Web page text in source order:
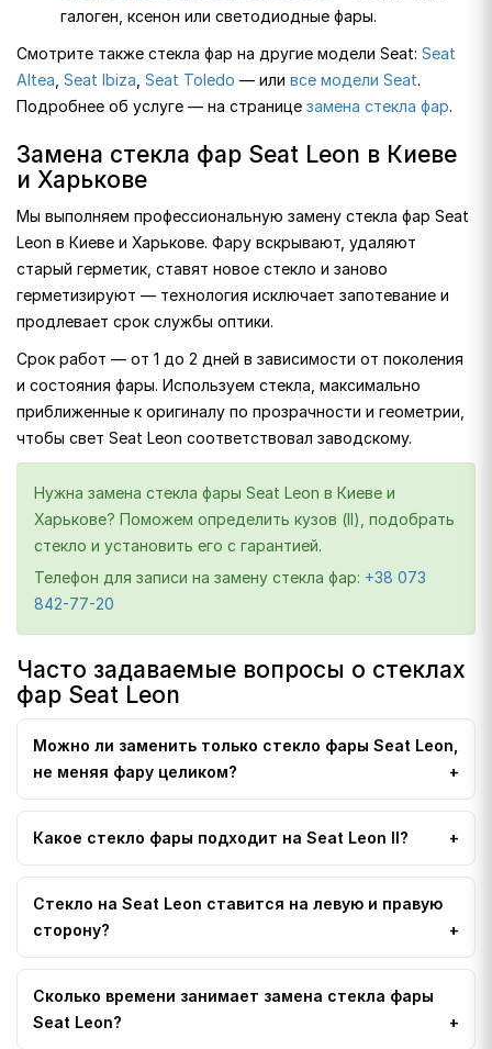
галоген, ксенон или светодиодные фары.
Смотрите также стекла фар на другие модели Seat: Seat
Altea Seat Ibiza Seat Toledo — или все модели Seat.
Подробнее об услуге — на странице замена стекла фар.
Замена стекла фар Seat Leon в Киеве
и Харькове
Мы выполняем профессиональную замену стекла фар Seat
Leon в Киеве и Харькове. Фару вскрывают, удаляют
старый герметик, ставят новое стекло и заново
герметизируют — технология исключает запотевание и
продлевает срок службы оптики.
Срок работ — от 1 до 2 дней в зависимости от поколения
и состояния фары. Используем стекла, максимально
приближенные к оригиналу по прозрачности и геометрии,
чтобы свет Seat Leon соответствовал заводскому.
Нужна замена стекла фары Seat Leon в Киеве и
Харькове? Поможем определить кузов (II), подобрать
стекло и установить его с гарантией.
Телефон для записи на замену стекла фар: +38 073
842-77-20
Часто задаваемые вопросы о стеклах
фар Seat Leon
Можно ли заменить только стекло фары Seat Leon,
не меняя фару целиком?
Какое стекло фары подходит на Seat Leon II?
Стекло на Seat Leon ставится на левую и правую
сторону?
Сколько времени занимает замена стекла фары
Seat Leon?